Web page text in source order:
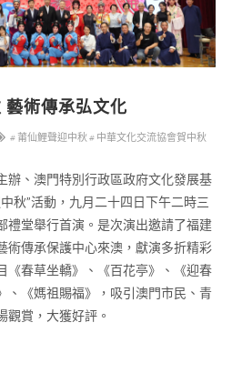
藝術傳承弘文化
# 莆仙鯉聲迎中秋 # 中華文化交流協會賀中秋
辦、澳門特別行政區政府文化發展基
秋”活動，九月二十四日下午二時三
禮堂舉行首演。是次演出邀請了福建
術傳承保護中心來澳，獻演多折精彩
《春草坐轎》、《百花亭》、《迎春
、《媽祖賜福》，吸引澳門市民、青
觀賞，大獲好評。